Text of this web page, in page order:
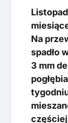
Na
spadło
3 mm